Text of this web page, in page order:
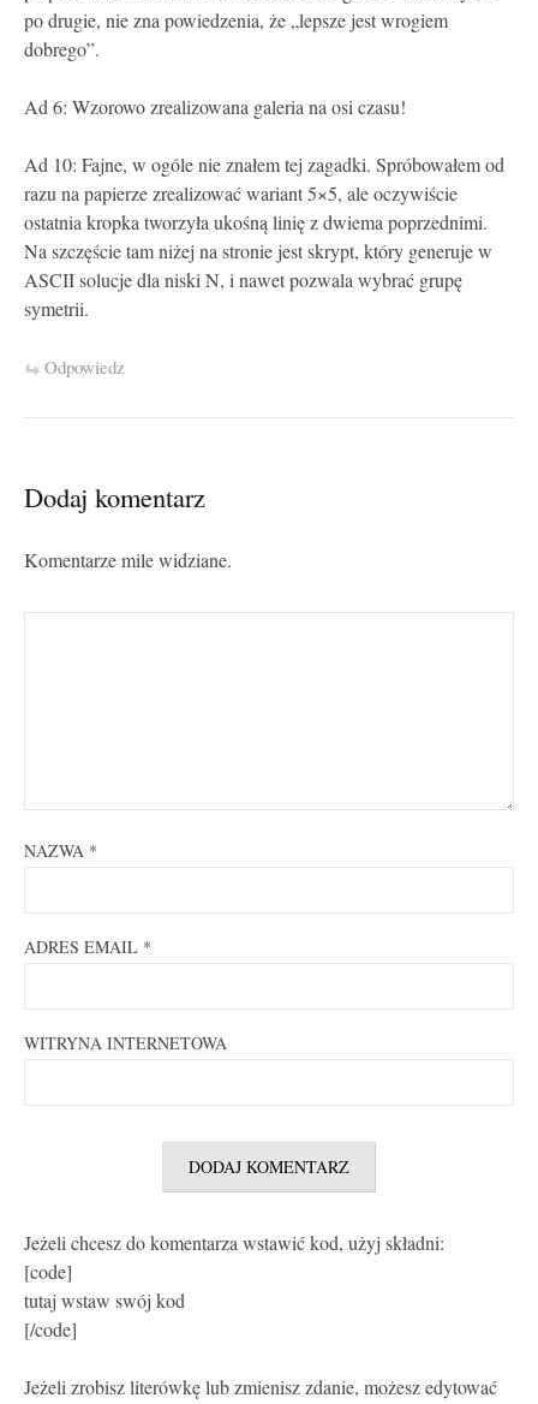
po drugie, nie zna powiedzenia, że „lepsze jest wrogiem
dobrego”.
Ad 6: Wzorowo zrealizowana galeria na osi czasu!
Ad 10: Fajne, w ogóle nie znałem tej zagadki. Spróbowałem od
razu na papierze zrealizować wariant 5×5, ale oczywiście
ostatnia kropka tworzyła ukośną linię z dwiema poprzednimi.
Na szczęście tam niżej na stronie jest skrypt, który generuje w
ASCII solucje dla niski N, i nawet pozwala wybrać grupę
symetrii.
Odpowiedz
Dodaj komentarz
Komentarze mile widziane.
NAZWA *
ADRES EMAIL *
WITRYNA INTERNETOWA
Jeżeli chcesz do komentarza wstawić kod, użyj składni:
[code]
tutaj wstaw swój kod
[/code]
Jeżeli zrobisz literówkę lub zmienisz zdanie, możesz edytować